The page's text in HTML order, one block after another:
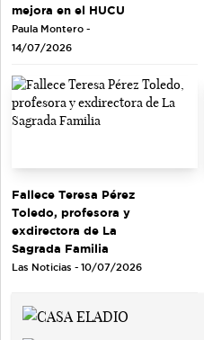
mejora en el HUCU
Paula Montero -
14/07/2026
Fallece Teresa Pérez
Toledo, profesora y
exdirectora de La
Sagrada Familia
Las Noticias - 10/07/2026